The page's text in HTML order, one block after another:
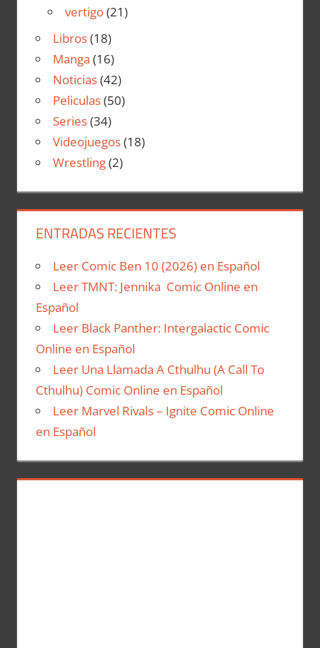
vertigo(21)
Libros(18)
Manga (16)
Noticias(42)
Peliculas(50)
Series(34)
Videojuegos(18)
Wrestling(2)
ENTRADAS RECIENTES
Leer Comic Ben 10 (2026) en Español
Leer TMNT: Jennika Comic Online en
Español
Leer Black Panther: Intergalactic Comic
Online en Español
Leer Una Llamada A Cthulhu (A Call To
Cthulhu) Comic Online en Español
Leer Marvel Rivals – Ignite Comic Online
en Español